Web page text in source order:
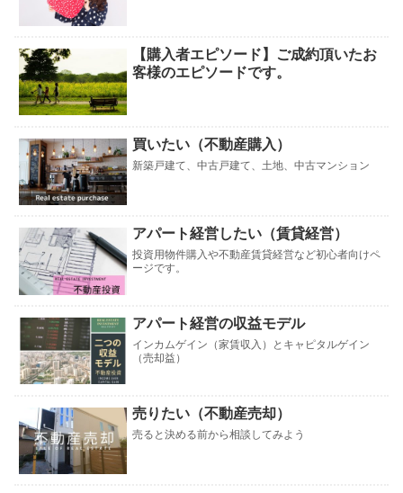
【購入者エピソード】ご成約頂いたお
客様のエピソードです。
買いたい（不動産購入）
新築戸建て、中古戸建て、土地、中古マンション
アパート経営したい（賃貸経営）
投資用物件購入や不動産賃貸経営など初心者向けペ
ージです。
アパート経営の収益モデル
インカムゲイン（家賃収入）とキャピタルゲイン
（売却益）
売りたい（不動産売却）
売ると決める前から相談してみよう